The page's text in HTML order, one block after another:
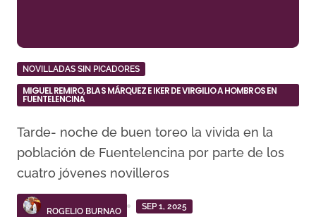
NOVILLADAS SIN PICADORES
MIGUEL REMIRO, BLAS MÁRQUEZ E IKER DE VIRGILIO A HOMBROS EN
FUENTELENCINA
Tarde- noche de buen toreo la vivida en la
población de Fuentelencina por parte de los
cuatro jóvenes novilleros
ROGELIO BURNAO
SEP 1, 2025